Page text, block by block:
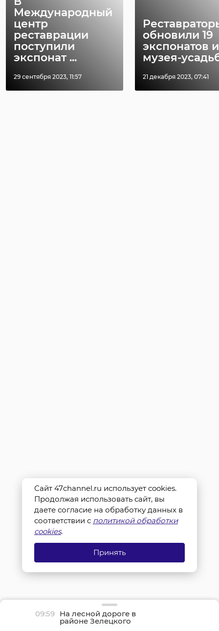
Международный
центр
реставрации
поступили
экспонат ...
29 сентября 2023, 11:57
обновили 19
экспонатов
музея-
21 декабря 2023, 07:41
09:59 На лесной дороге в
районе Зелецкого
монастыря застрял
Сайт 47channel.ru использует cookies.
Продолжая использовать сайт, вы
даете согласие на обработку данных в
соответствии с политикой обработки
cookies.
Принять